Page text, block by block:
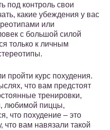
под контроль свои
какие убеждения у вас
или
с большой силой
только к личным
пройти курс похудения.
что вам предстоят
тренировки,
любимой пиццы,
что похудение – это
что вам навязали такой